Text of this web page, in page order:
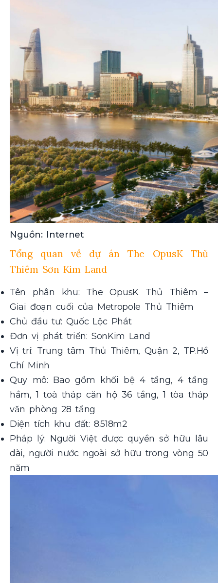
Nguồn: Internet
Tổng quan về dự án The OpusK Thủ
Thiêm Sơn Kim Land
Tên phân khu: The OpusK Thủ Thiêm –
Giai đoạn cuối của Metropole Thủ Thiêm
Chủ đầu tư: Quốc Lộc Phát
Đơn vị phát triển: SonKim Land
Vị trí: Trung tâm Thủ Thiêm, Quận 2, TP.Hồ
Chí Minh
Quy mô: Bao gồm khối bệ 4 tầng, 4 tầng
hầm, 1 toà tháp căn hộ 36 tầng, 1 tòa tháp
văn phòng 28 tầng
Diện tích khu đất: 8.518m2
Pháp lý: Người Việt được quyền sở hữu lâu
dài, người nước ngoài sở hữu trong vòng 50
năm